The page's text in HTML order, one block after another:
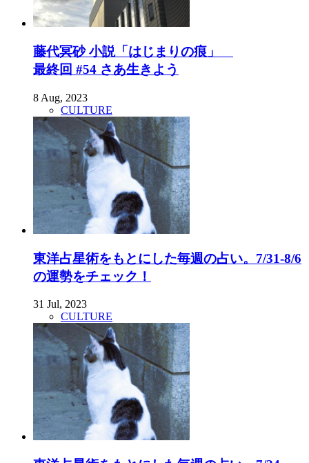
藤代冥砂 小説「はじまりの痕」
最終回 #54 さあ生きよう
8 Aug, 2023
CULTURE
東洋占星術をもとにした毎週の占い。7/31-8/6
の運勢をチェック！
31 Jul, 2023
CULTURE